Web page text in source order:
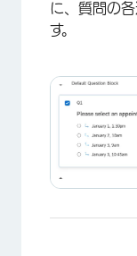
に、質問の
す。